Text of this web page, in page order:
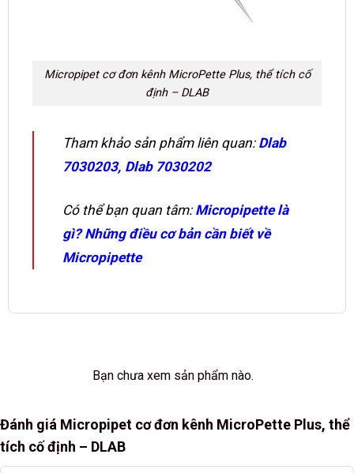
Micropipet cơ đơn kênh MicroPette Plus, thể tích cố
định – DLAB
Tham khảo sản phẩm liên quan:Dlab
7030203, Dlab 7030202
Có thể bạn quan tâm:Micropipette là
gì? Những điều cơ bản cần biết về
Micropipette
Bạn chưa xem sản phẩm nào.
Đánh giá Micropipet cơ đơn kênh MicroPette Plus, thể
tích cố định – DLAB